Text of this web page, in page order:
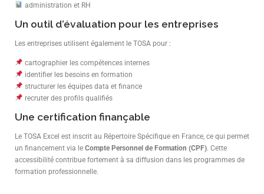
administration et RH
Un outil d’évaluation pour les entreprises
Les entreprises utilisent également le TOSA pour :
cartographier les compétences internes
identifier les besoins en formation
structurer les équipes data et finance
recruter des profils qualifiés
Une certification finançable
Le TOSA Excel est inscrit au Répertoire Spécifique en France, ce qui permet
un financement via le Compte Personnel de Formation (CPF). Cette
accessibilité contribue fortement à sa diffusion dans les programmes de
formation professionnelle.